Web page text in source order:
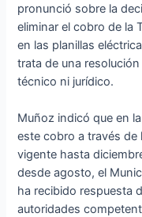
pronunció sobre la
eliminar el cobro de la
en las planillas
trata de una
técnico ni jurídico.
Muñoz indicó que en
este cobro a través de
vigente hasta
desde agosto, el
ha recibido respuesta
autoridades